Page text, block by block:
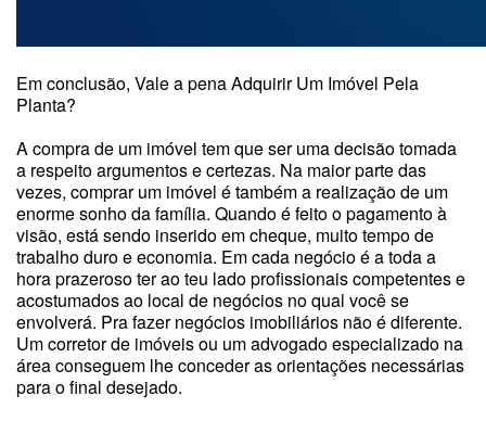
Em conclusão, Vale a pena Adquirir Um Imóvel Pela
Planta?
A compra de um imóvel tem que ser uma decisão tomada
a respeito argumentos e certezas. Na maior parte das
vezes, comprar um imóvel é também a realização de um
enorme sonho da família. Quando é feito o pagamento à
visão, está sendo inserido em cheque, muito tempo de
trabalho duro e economia. Em cada negócio é a toda a
hora prazeroso ter ao teu lado profissionais competentes e
acostumados ao local de negócios no qual você se
envolverá. Pra fazer negócios imobiliários não é diferente.
Um corretor de imóveis ou um advogado especializado na
área conseguem lhe conceder as orientações necessárias
para o final desejado.